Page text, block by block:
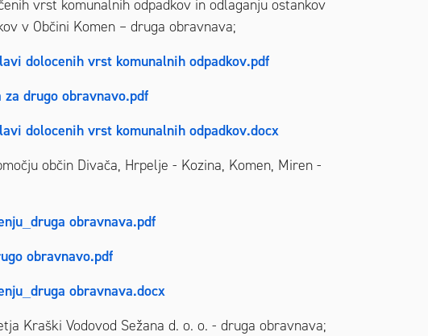
vrst komunalnih odpadkov in odlaganju ostankov
v Občini Komen – druga obravnava;
dolocenih vrst komunalnih odpadkov.pdf
drugo obravnavo.pdf
dolocenih vrst komunalnih odpadkov.docx
občin Divača, Hrpelje - Kozina, Komen, Miren -
obravnava.pdf
obravnavo.pdf
obravnava.docx
Kraški Vodovod Sežana d. o. o. - druga obravnava;